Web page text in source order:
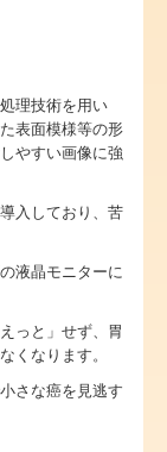
理技術を用い
表面模様等の形
やすい画像に強
入しており、苦
液晶モニターに
っと」せず、胃
くなります。
さな癌を見逃す